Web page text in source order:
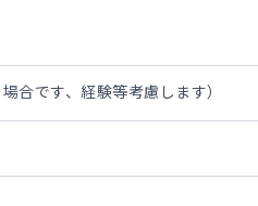
合です、経験等考慮します）